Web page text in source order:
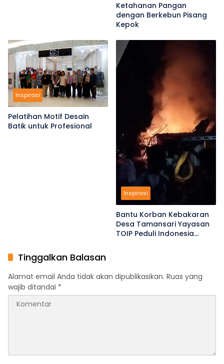
Ketahanan Pangan
dengan Berkebun Pisang
Kepok
Inspirasi
Pelatihan Motif Desain
Batik untuk Profesional
Inspirasi
Bantu Korban Kebakaran
Desa Tamansari Yayasan
TOIP Peduli Indonesia
Tinggalkan Balasan
Alamat email Anda tidak akan dipublikasikan. Ruas yang
wajib ditandai *